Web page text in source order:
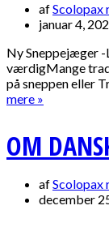
afScolopax
januar 4,
Ny Sneppejæger
værdigMange
på sneppen eller
mere »
OM
afScolopax
december